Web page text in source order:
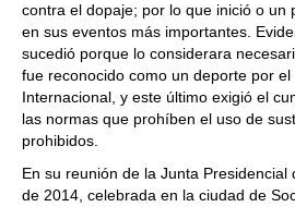
contra el dopaje; por lo que inició o un
en sus eventos más importantes.
sucedió porque lo considerara
fue reconocido como un deporte por
Internacional, y este último exigió el
las normas que prohíben el uso de
prohibidos.
En su reunión de la Junta
de 2014, celebrada en la ciudad de